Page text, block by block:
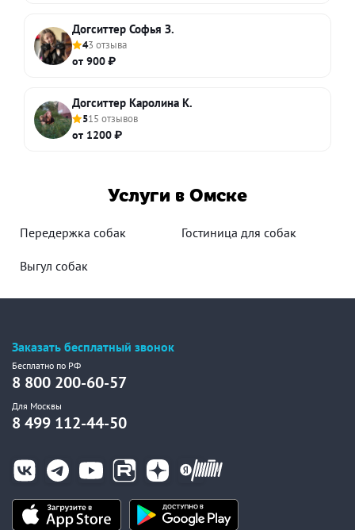
Догситтер Софья З.
43 отзыва
от 900 ₽
Догситтер Каролина К.
515 отзывов
от 1200 ₽
Услуги в Омске
Передержка собак Гостиница для собак
Выгул собак
Заказать бесплатный звонок
Бесплатно по РФ
8 800 200-60-57
Для Москвы
8 499 112-44-50